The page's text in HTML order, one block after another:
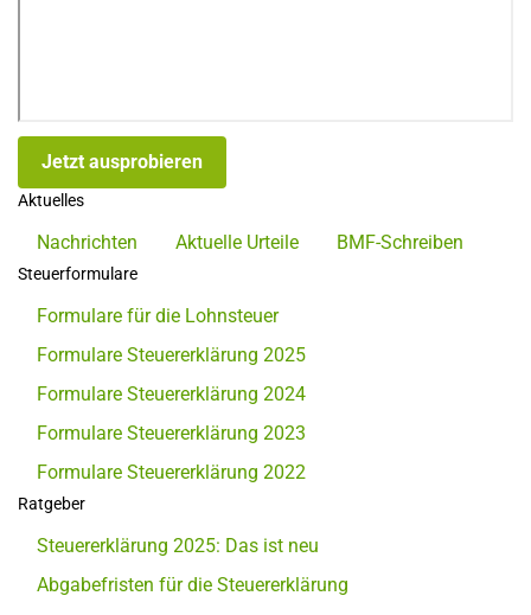
Jetzt ausprobieren
Aktuelles
Nachrichten Aktuelle Urteile BMF-Schreiben
Steuerformulare
Formulare für die Lohnsteuer
Formulare Steuererklärung 2025
Formulare Steuererklärung 2024
Formulare Steuererklärung 2023
Formulare Steuererklärung 2022
Ratgeber
Steuererklärung 2025: Das ist neu
Abgabefristen für die Steuererklärung